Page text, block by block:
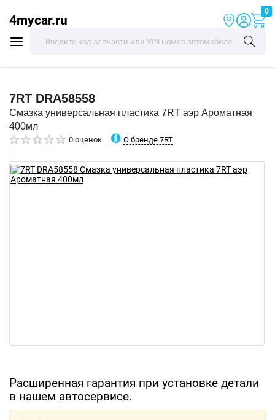
4mycar.ru
0
7RT DRA58558
Смазка универсальная пластика 7RT аэр Ароматная
400мл
0 оценок О бренде 7RT
Расширенная гарантия при установке детали
в нашем автосервисе.